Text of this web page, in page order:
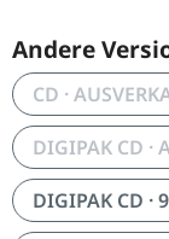
Andere
CD ·
DIGIPAK CD ·
DIGIPAK CD ·